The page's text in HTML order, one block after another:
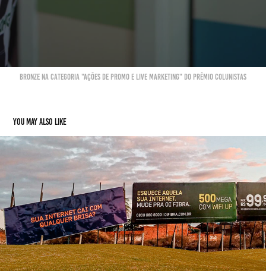
bronze na categoria "ações de promo e live marketing" do prêmio colunistas
You may also like
Outdoor Oi Fibra
2022